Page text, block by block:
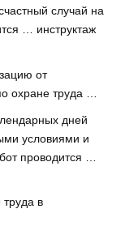
случай на
… инструктаж
от
охране труда …
дней
условиями и
проводится …
в